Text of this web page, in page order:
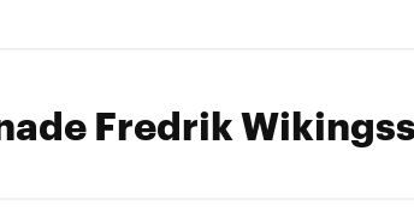
Fredrik